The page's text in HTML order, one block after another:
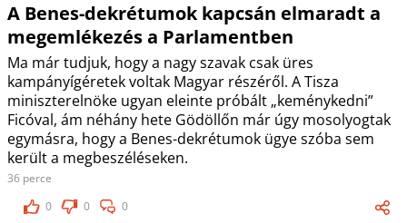
A Benes-dekrétumok kapcsán elmaradt a
megemlékezés a Parlamentben
Ma már tudjuk, hogy a nagy szavak csak üres
kampányígéretek voltak Magyar részéről. A Tisza
miniszterelnöke ugyan eleinte próbált „keménykedni”
Ficóval, ám néhány hete Gödöllőn már úgy mosolyogtak
egymásra, hogy a Benes-dekrétumok ügye szóba sem
került a megbeszéléseken.
36 perce
0
0 0